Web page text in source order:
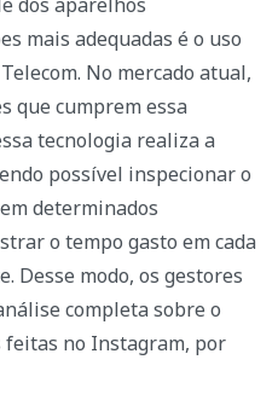
mais adequadas é o uso
No mercado atual,
que cumprem essa
tecnologia realiza a
possível inspecionar o
determinados
o tempo gasto em cada
Desse modo, os gestores
completa sobre o
feitas no Instagram, por